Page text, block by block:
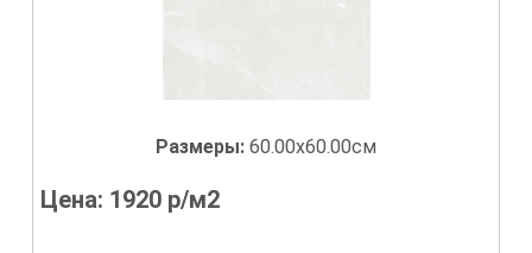
Размеры: 60.00x60.00см
Цена: 1920 р/м2